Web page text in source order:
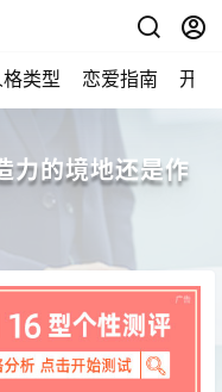
格类型 恋爱指南 开始
力的境地还是作